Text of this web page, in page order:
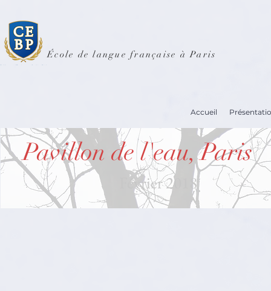
École de langue française à Paris
Accueil
Pavillon de l'eau, Paris
Février 2018